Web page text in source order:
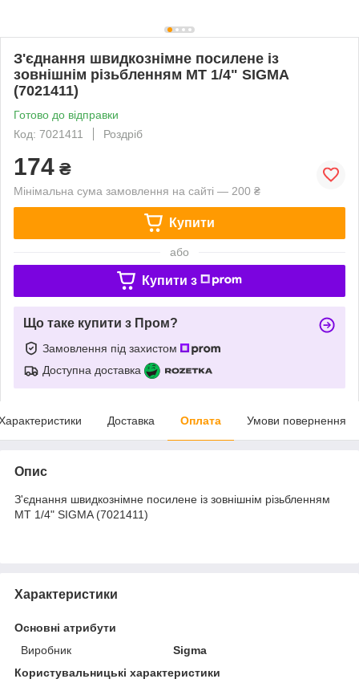
З'єднання швидкознімне посилене із
зовнішнім різьбленням MT 1/4" SIGMA
(7021411)
Готово до відправки
Код: 7021411
Роздріб
174 ₴
Мінімальна сума замовлення на сайті — 200 ₴
Купити
або
Купити з
Що таке купити з Пром?
Замовлення під захистом
Доступна доставка
Доставка Оплата Умови повернення
Опис
З'єднання швидкознімне посилене із зовнішнім різьбленням
MT 1/4" SIGMA (7021411)
Характеристики
Основні атрибути
Виробник
Sigma
Користувальницькі характеристики